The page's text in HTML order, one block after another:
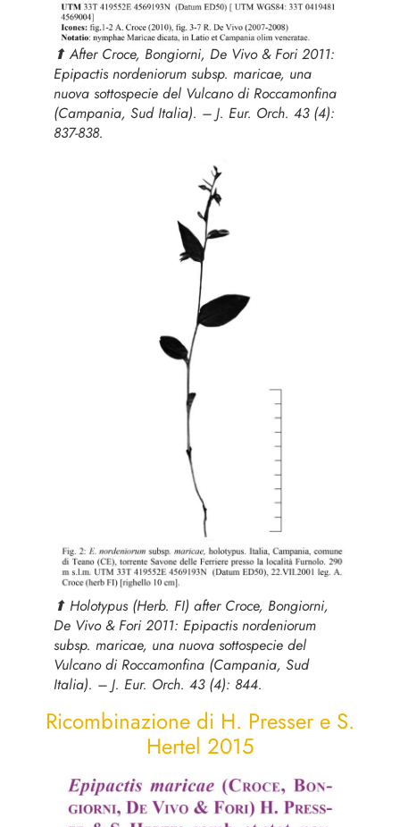
⬆︎ After Croce, Bongiorni, De Vivo & Fori 2011:
Epipactis nordeniorum subsp. maricae, una
nuova sottospecie del Vulcano di Roccamonfina
(Campania, Sud Italia). – J. Eur. Orch. 43 (4):
837-838.
⬆︎ Holotypus (Herb. FI) after Croce, Bongiorni,
De Vivo & Fori 2011: Epipactis nordeniorum
subsp. maricae, una nuova sottospecie del
Vulcano di Roccamonfina (Campania, Sud
Italia). – J. Eur. Orch. 43 (4): 844.
Ricombinazione di H. Presser e S.
Hertel 2015